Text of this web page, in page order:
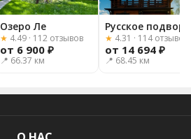
Озеро Ле
★ 4.49 · 112 отзывов
от 6 900 ₽
📍 66.37 км
Русское
★ 4.31 · 114 отзывов
от 14 694 ₽
📍 68.45 км